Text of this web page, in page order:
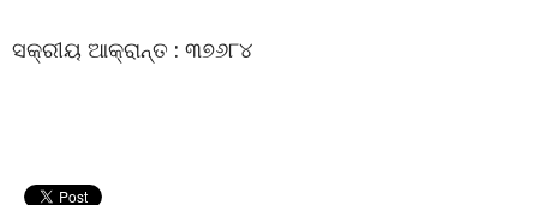
ସକ୍ରୀୟ ଆକ୍ରାନ୍ତ : ୩୭୬୮୪